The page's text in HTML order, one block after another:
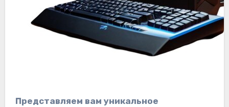
Представляем вам уникальное